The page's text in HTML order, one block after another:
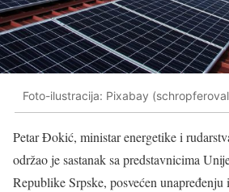
Foto-ilustracija: Pixabay
Petar Đokić, ministar energetike i
održao je sastanak sa predstavnicima
Republike Srpske, posvećen